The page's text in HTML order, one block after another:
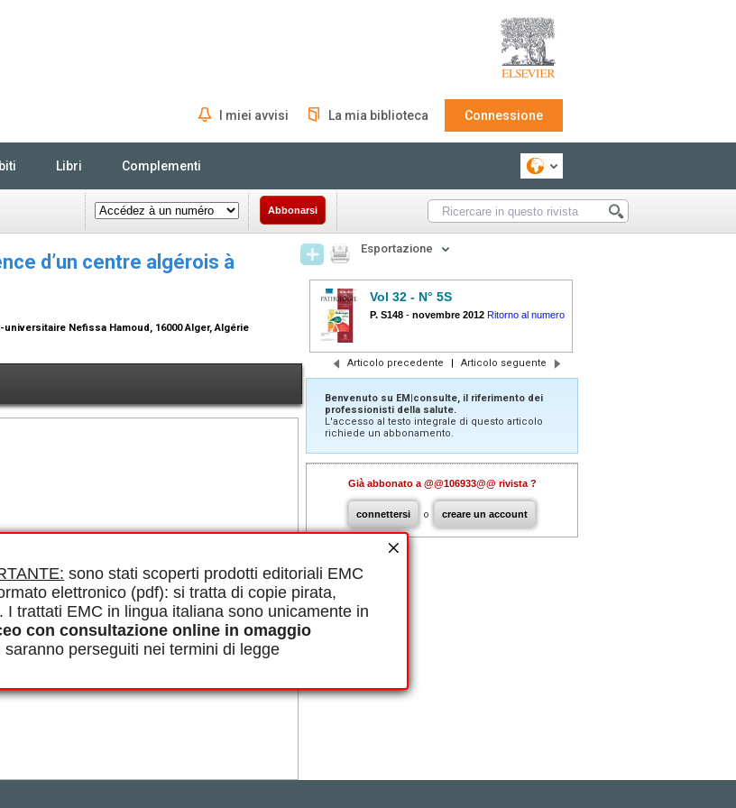
sono stati scoperti prodotti editoriali EMC
elettronico (pdf): si tratta di copie pirata,
I trattati EMC in lingua italiana sono unicamente in
con consultazione online in omaggio
saranno perseguiti nei termini di legge
I miei avvisi La mia biblioteca Connessione
Libri Complementi
Abbonarsi
d’un centre algérois à
Nefissa Hamoud, 16000 Alger, Algérie
Esportazione
Vol 32 - N° 5S
P. S148 - novembre 2012 Ritorno al numero
Articolo precedente | Articolo seguente
Benvenuto su EM|consulte, il riferimento dei
professionisti della salute.
L'accesso al testo integrale di questo articolo
richiede un abbonamento.
Già abbonato a @@106933@@ rivista ?
connettersi o creare un account